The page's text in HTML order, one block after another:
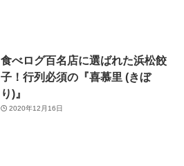
食べログ百名店に選ばれた浜松餃
子！行列必須の『喜慕里 (きぼ
り)』
2020年12月16日